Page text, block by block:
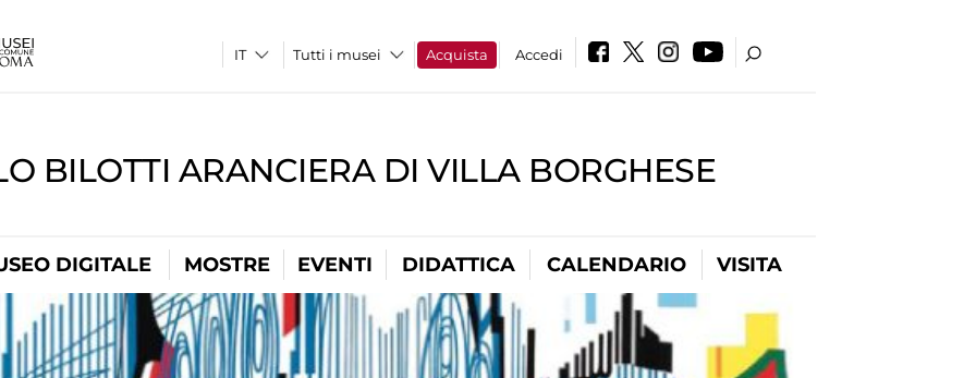
Tutti i musei Acquista Accedi
BILOTTI ARANCIERA DI VILLA BORGHESE
DIGITALE MOSTRE EVENTI DIDATTICA CALENDARIO VISITA